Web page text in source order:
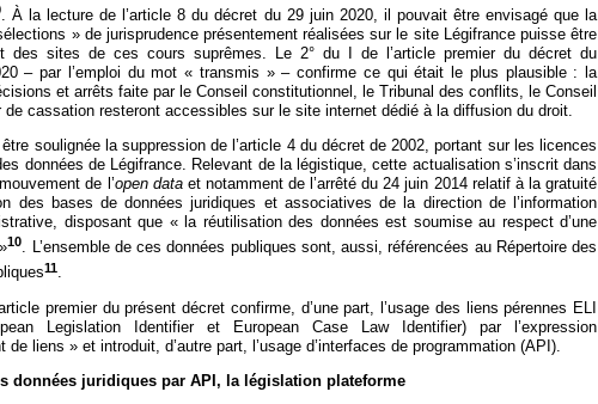
. À la lecture de l’article 8 du décret du 29 juin 2020, il pouvait être envisagé que la
» de jurisprudence présentement réalisées sur le site Légifrance puisse être
des sites de ces cours suprêmes. Le 2° du I de l’article premier du décret du
– par l’emploi du mot « transmis » – confirme ce qui était le plus plausible : la
et arrêts faite par le Conseil constitutionnel, le Tribunal des conflits, le Conseil
de cassation resteront accessibles sur le site internet dédié à la diffusion du droit.
soulignée la suppression de l’article 4 du décret de 2002, portant sur les licences
données de Légifrance. Relevant de la légistique, cette actualisation s’inscrit dans
de l’open dataet notamment de l’arrêté du 24 juin 2014 relatif à la gratuité
des bases de données juridiques et associatives de la direction de l’information
disposant que « la réutilisation des données est soumise au respect d’une
10. L’ensemble de ces données publiques sont, aussi, référencées au Répertoire des
11 .
premier du présent décret confirme, d’une part, l’usage des liens pérennes ELI
Legislation Identifier et European Case Law Identifier) par l’expression
de liens » et introduit, d’autre part, l’usage d’interfaces de programmation (API).
données juridiques par API, la législation plateforme